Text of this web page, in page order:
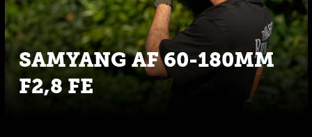
SAMYANG AF 60-180MM
F2,8 FE